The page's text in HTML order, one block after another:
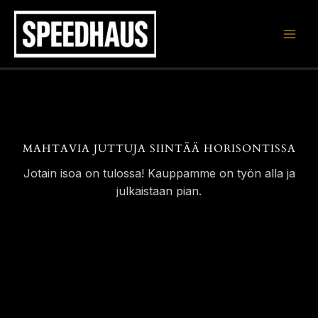
Siirry
sisältöön
MAHTAVIA JUTTUJA SIINTÄÄ HORISONTISSA
Jotain isoa on tulossa! Kauppamme on työn alla ja
julkaistaan pian.